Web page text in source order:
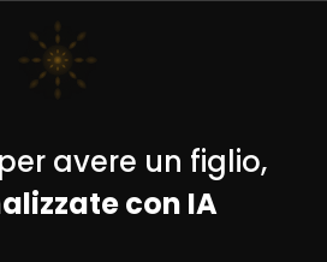
avere un figlio,
con IA